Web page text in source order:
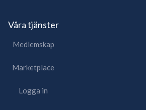
Våra tjänster
Medlemskap
Marketplace
Logga in